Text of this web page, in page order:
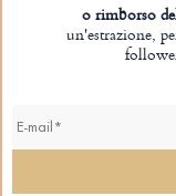
o rimborso
un'estrazione,